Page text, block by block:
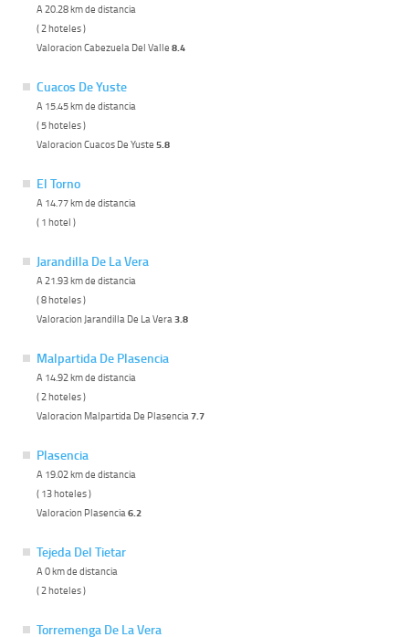
A 20.28 km de distancia
( 2 hoteles )
Valoracion Cabezuela Del Valle 8.4
Cuacos De Yuste
A 15.45 km de distancia
( 5 hoteles )
Valoracion Cuacos De Yuste 5.8
El Torno
A 14.77 km de distancia
( 1 hotel )
Jarandilla De La Vera
A 21.93 km de distancia
( 8 hoteles )
Valoracion Jarandilla De La Vera 3.8
Malpartida De Plasencia
A 14.92 km de distancia
( 2 hoteles )
Valoracion Malpartida De Plasencia 7.7
Plasencia
A 19.02 km de distancia
( 13 hoteles )
Valoracion Plasencia 6.2
Tejeda Del Tietar
A 0 km de distancia
( 2 hoteles )
Torremenga De La Vera